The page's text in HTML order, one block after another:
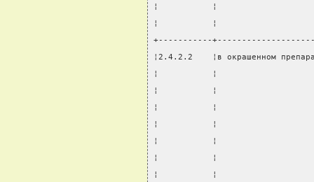
¦           ¦
¦           ¦
+-----------
¦2.4.2.2    ¦в окрашенном
¦           ¦
¦           ¦
¦           ¦
¦           ¦
¦           ¦
¦           ¦
¦           ¦